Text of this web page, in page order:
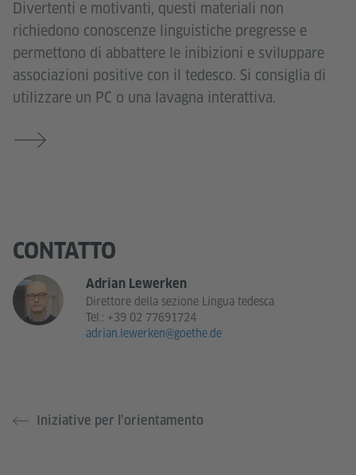
Divertenti e motivanti, questi materiali non
richiedono conoscenze linguistiche pregresse e
permettono di abbattere le inibizioni e sviluppare
associazioni positive con il tedesco. Si consiglia di
utilizzare un PC o una lavagna interattiva.
CONTATTO
Adrian Lewerken
Direttore della sezione Lingua tedesca
Tel.: +39 02 77691724
adrian.lewerken@goethe.de
Iniziative per l’orientamento